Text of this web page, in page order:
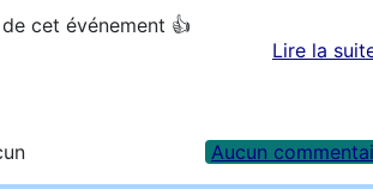
cet événement 👍
Lire la
Aucun